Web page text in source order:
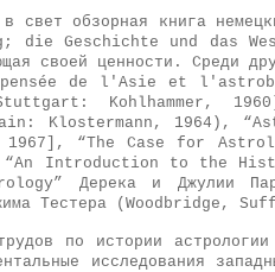
свет обзорная книга
die Geschichte und das
своей ценности. Среди
de l'Asie et
Kohlhammer,
Klostermann, 1964),
“The Case for
Introduction to the
Дерека и Джулии
Тестера (Woodbridge,
по истории
исследования